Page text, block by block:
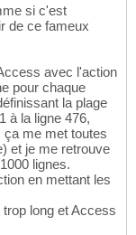
si c'est
de ce fameux
avec l'action
pour chaque
la plage
à la ligne 476,
ça me met toutes
et je me retrouve
lignes.
en mettant les
long et Access